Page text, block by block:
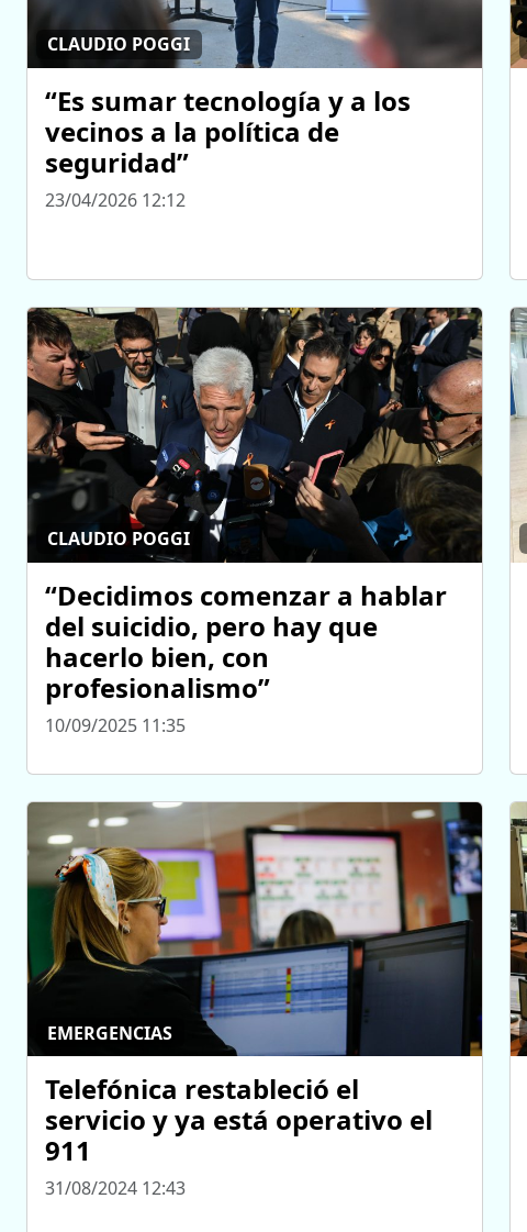
CLAUDIO POGGI
“Es sumar tecnología y a los
vecinos a la política de
seguridad”
23/04/2026 12:12
CLAUDIO POGGI
“Decidimos comenzar a hablar
del suicidio, pero hay que
hacerlo bien, con
profesionalismo”
10/09/2025 11:35
EMERGENCIAS
Telefónica restableció el
servicio y ya está operativo el
911
31/08/2024 12:43